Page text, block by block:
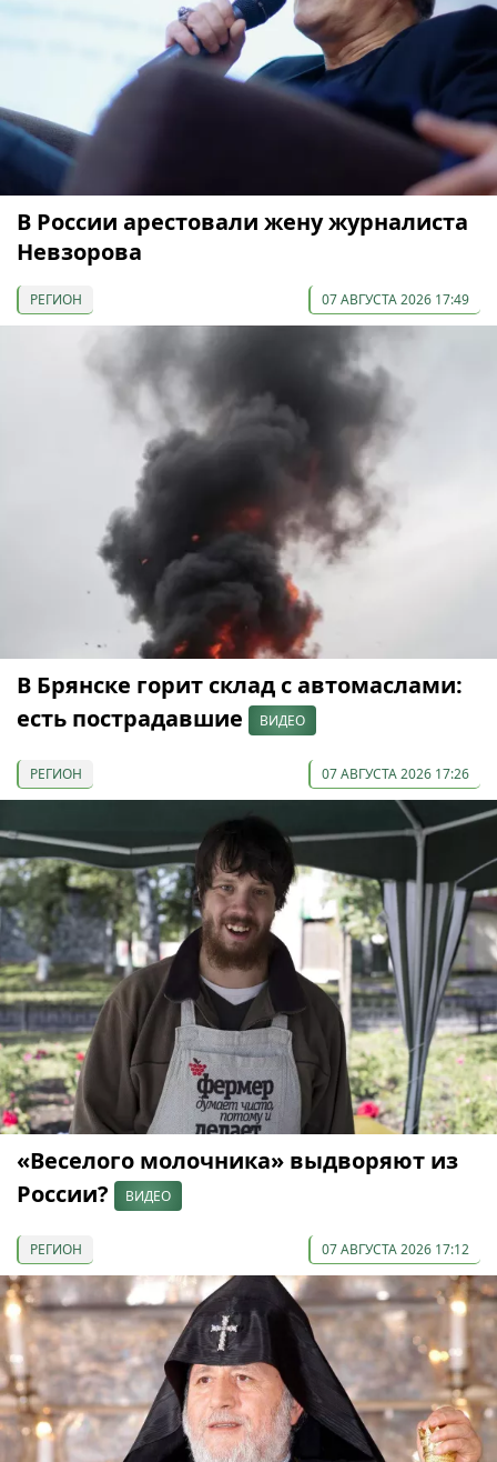
В России арестовали жену журналиста
Невзорова
РЕГИОН 07 АВГУСТА 2026 17:49
В Брянске горит склад с автомаслами:
есть пострадавшие
ВИДЕО
РЕГИОН 07 АВГУСТА 2026 17:26
«Веселого молочника» выдворяют из
России?
ВИДЕО
РЕГИОН 07 АВГУСТА 2026 17:12